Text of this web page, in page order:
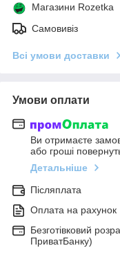
Магазини Rozetka
Самовивіз
Всі умови доставки
Умови оплати
Ви отримаєте
або гроші
Детальніше
Післяплата
Оплата на рахунок
Безготівковий
ПриватБанку)